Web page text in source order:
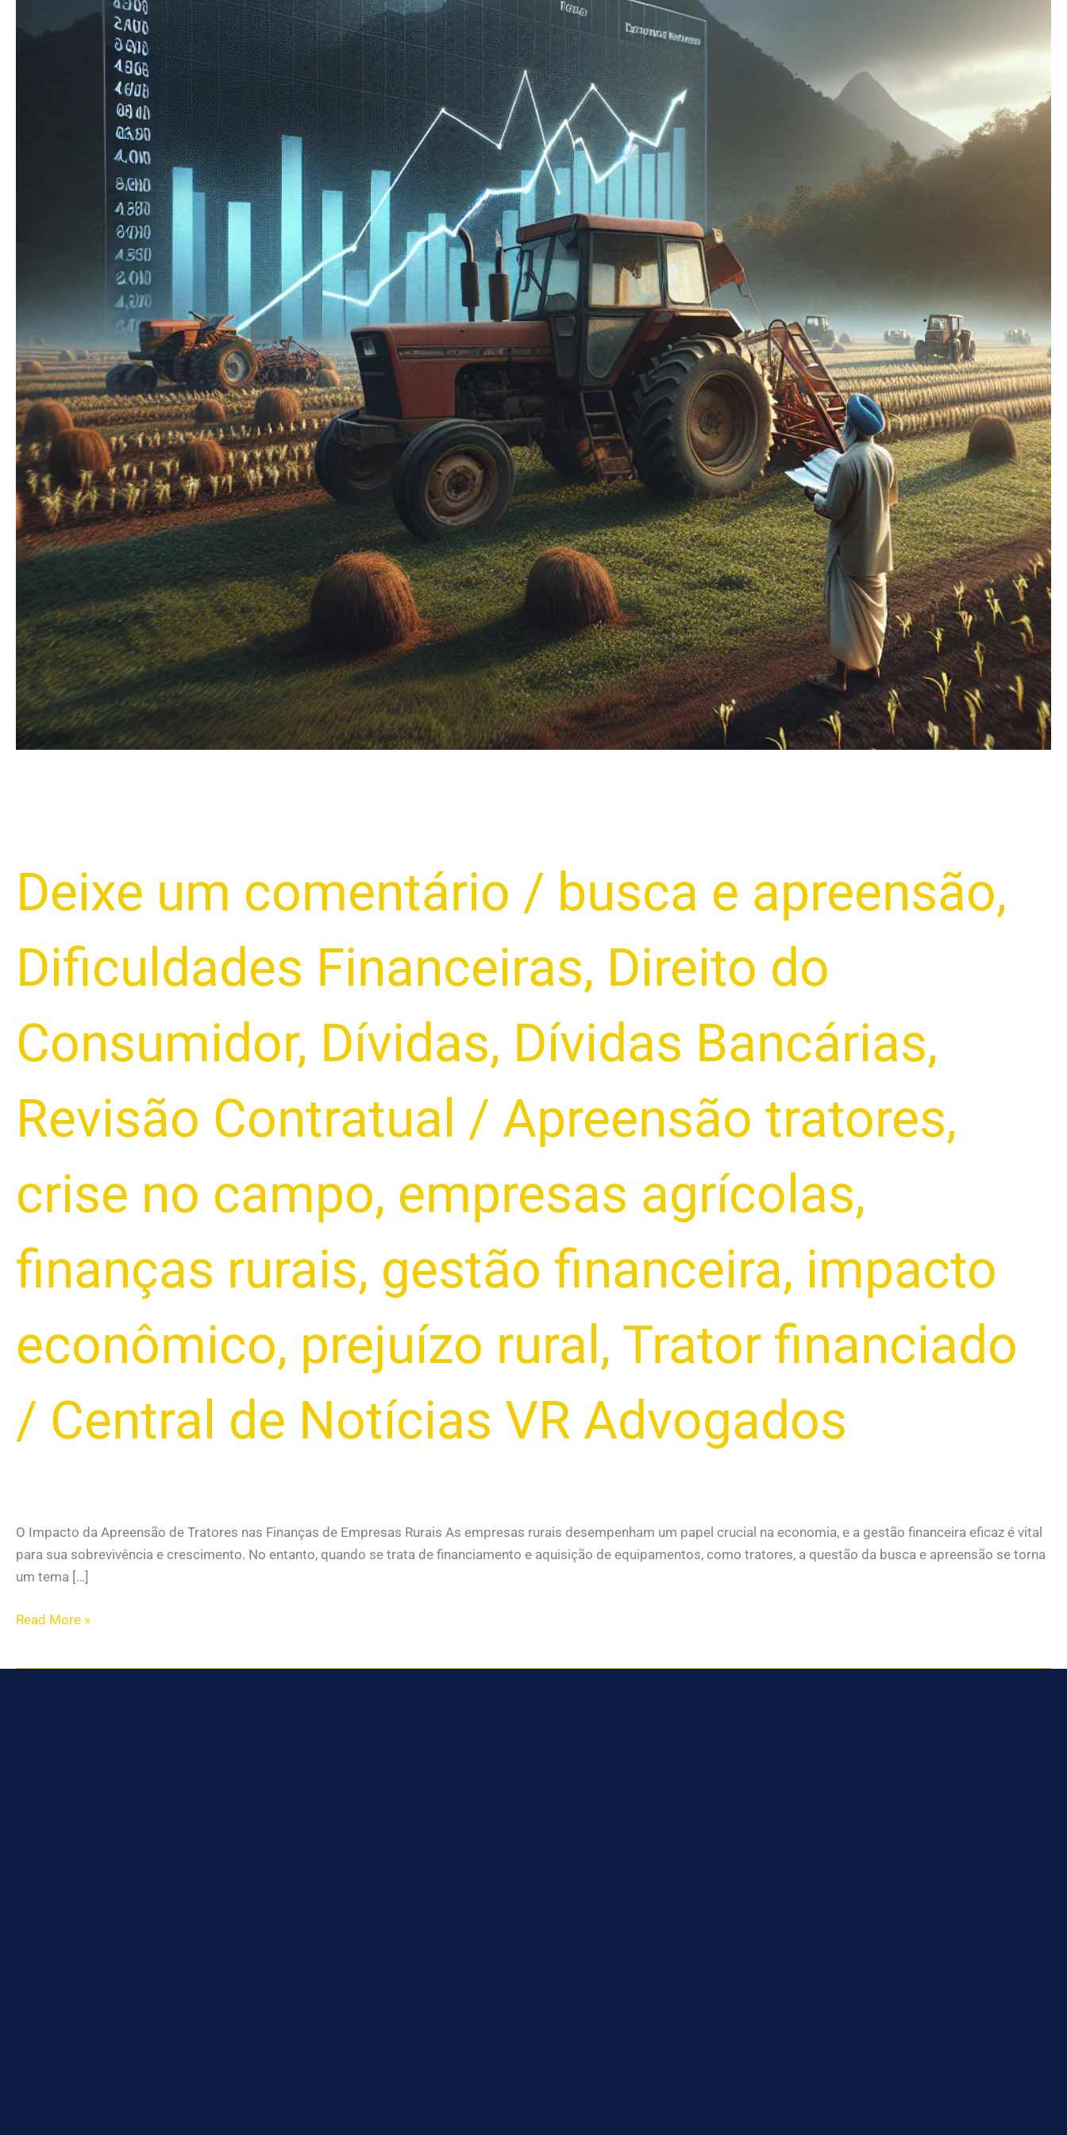
Deixe um comentário / busca e apreensão,
Dificuldades Financeiras, Direito do
Consumidor, Dívidas, Dívidas Bancárias,
Revisão Contratual / Apreensão tratores,
crise no campo, empresas agrícolas,
finanças rurais, gestão financeira, impacto
econômico, prejuízo rural , Trator financiado
/ Central de Notícias VR Advogados
O Impacto da Apreensão de Tratores nas Finanças de Empresas Rurais As empresas rurais desempenham um papel crucial na economia, e a gestão financeira eficaz é vital
para sua sobrevivência e crescimento. No entanto, quando se trata de financiamento e aquisição de equipamentos, como tratores, a questão da busca e apreensão se torna
um tema […]
Read More »